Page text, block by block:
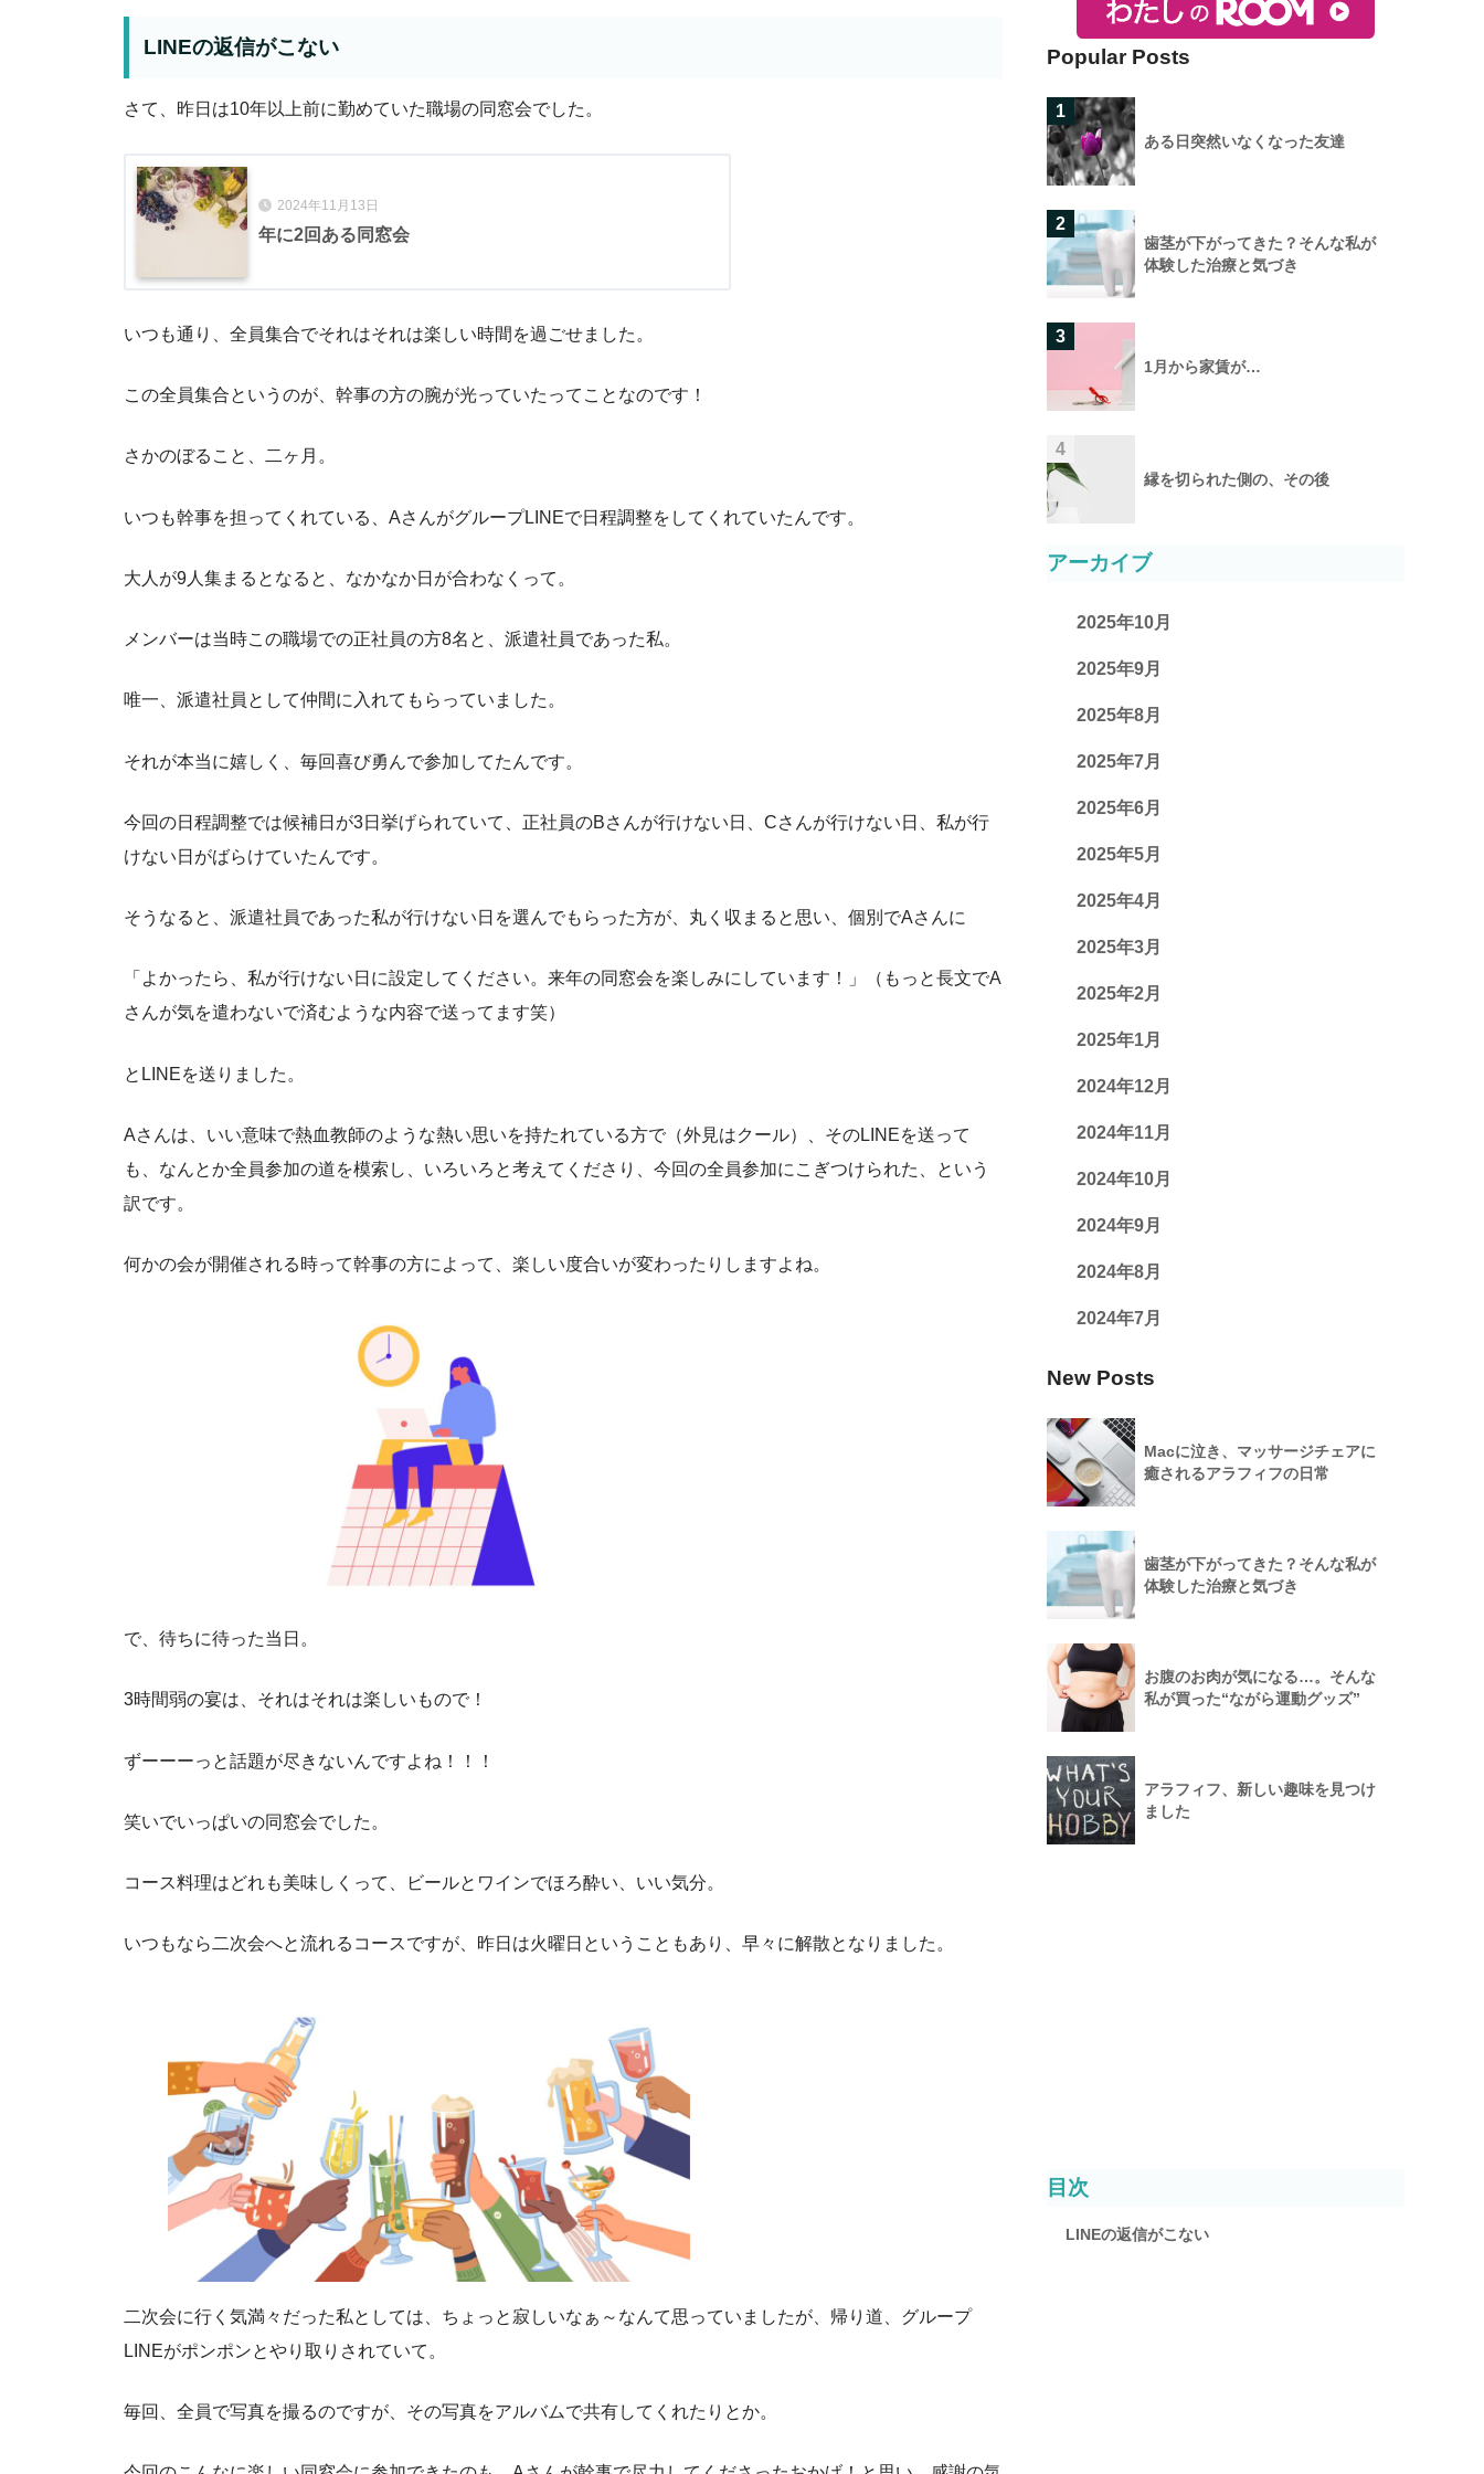
LINEの返信がこない
さて、昨日は10年以上前に勤めていた職場の同窓会でした。
2024年11月13日
年に2回ある同窓会
いつも通り、全員集合でそれはそれは楽しい時間を過ごせました。
この全員集合というのが、幹事の方の腕が光っていたってことなのです！
さかのぼること、二ヶ月。
いつも幹事を担ってくれている、AさんがグループLINEで日程調整をしてくれていたんです。
大人が9人集まるとなると、なかなか日が合わなくって。
メンバーは当時この職場での正社員の方8名と、派遣社員であった私。
唯一、派遣社員として仲間に入れてもらっていました。
それが本当に嬉しく、毎回喜び勇んで参加してたんです。
今回の日程調整では候補日が3日挙げられていて、正社員のBさんが行けない日、Cさんが行けない日、私が行
けない日がばらけていたんです。
そうなると、派遣社員であった私が行けない日を選んでもらった方が、丸く収まると思い、個別でAさんに
「よかったら、私が行けない日に設定してください。来年の同窓会を楽しみにしています！」（もっと長文でA
さんが気を遣わないで済むような内容で送ってます笑）
とLINEを送りました。
Aさんは、いい意味で熱血教師のような熱い思いを持たれている方で（外見はクール）、そのLINEを送って
も、なんとか全員参加の道を模索し、いろいろと考えてくださり、今回の全員参加にこぎつけられた、という
訳です。
何かの会が開催される時って幹事の方によって、楽しい度合いが変わったりしますよね。
で、待ちに待った当日。
3時間弱の宴は、それはそれは楽しいもので！
ずーーーっと話題が尽きないんですよね！！！
笑いでいっぱいの同窓会でした。
コース料理はどれも美味しくって、ビールとワインでほろ酔い、いい気分。
いつもなら二次会へと流れるコースですが、昨日は火曜日ということもあり、早々に解散となりました。
二次会に行く気満々だった私としては、ちょっと寂しいなぁ～なんて思っていましたが、帰り道、グループ
LINEがポンポンとやり取りされていて。
毎回、全員で写真を撮るのですが、その写真をアルバムで共有してくれたりとか。
Popular Posts
1
ある日突然いなくなった友達
2
歯茎が下がってきた？そんな私が
体験した治療と気づき
3
1月から家賃が…
4
縁を切られた側の、その後
アーカイブ
2025年10月
2025年9月
2025年8月
2025年7月
2025年6月
2025年5月
2025年4月
2025年3月
2025年2月
2025年1月
2024年12月
2024年11月
2024年10月
2024年9月
2024年8月
2024年7月
New Posts
Macに泣き、マッサージチェアに
癒されるアラフィフの日常
歯茎が下がってきた？そんな私が
体験した治療と気づき
お腹のお肉が気になる…。そんな
私が買った“ながら運動グッズ”
アラフィフ、新しい趣味を見つけ
ました
目次
LINEの返信がこない